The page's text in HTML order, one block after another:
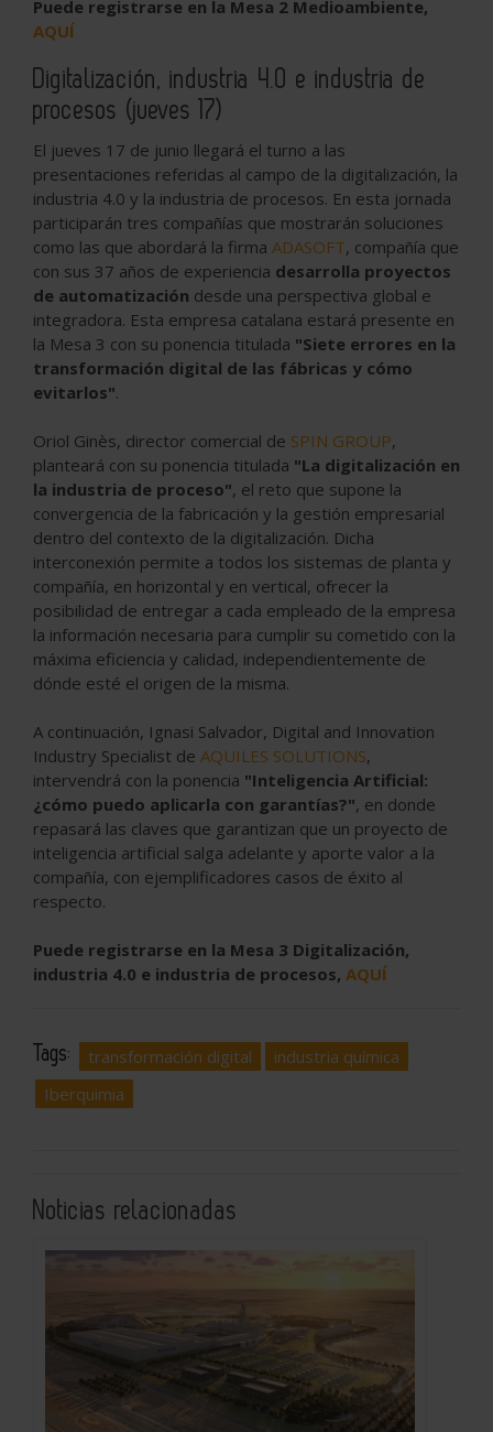
Puede registrarse en la Mesa 2 Medioambiente,
AQUÍ
Digitalización, industria 4.0 e industria de
procesos (jueves 17)
El jueves 17 de junio llegará el turno a las
presentaciones referidas al campo de la digitalización, la
industria 4.0 y la industria de procesos. En esta jornada
participarán tres compañías que mostrarán soluciones
como las que abordará la firma ADASOFT, compañía que
con sus 37 años de experiencia desarrolla proyectos
de automatización desde una perspectiva global e
integradora. Esta empresa catalana estará presente en
la Mesa 3 con su ponencia titulada "Siete errores en la
transformación digital de las fábricas y cómo
evitarlos".
Oriol Ginès, director comercial de SPIN GROUP,
planteará con su ponencia titulada "La digitalización en
la industria de proceso", el reto que supone la
convergencia de la fabricación y la gestión empresarial
dentro del contexto de la digitalización. Dicha
interconexión permite a todos los sistemas de planta y
compañía, en horizontal y en vertical, ofrecer la
posibilidad de entregar a cada empleado de la empresa
la información necesaria para cumplir su cometido con la
máxima eficiencia y calidad, independientemente de
dónde esté el origen de la misma.
A continuación, Ignasi Salvador, Digital and Innovation
Industry Specialist de AQUILES SOLUTIONS,
intervendrá con la ponencia "Inteligencia Artificial:
¿cómo puedo aplicarla con garantías?", en donde
repasará las claves que garantizan que un proyecto de
inteligencia artificial salga adelante y aporte valor a la
compañía, con ejemplificadores casos de éxito al
respecto.
Puede registrarse en la Mesa 3 Digitalización,
industria 4.0 e industria de procesos, AQUÍ
Tags: transformación digital
industria química
Iberquimia
Noticias relacionadas